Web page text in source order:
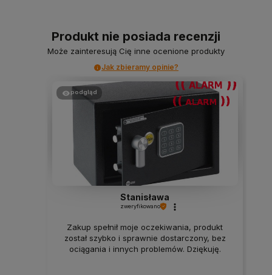
Produkt nie posiada recenzji
Może zainteresują Cię inne ocenione produkty
Jak zbieramy opinie?
podgląd
Stanisława
zweryfikowano
Zakup spełnił moje oczekiwania, produkt
został szybko i sprawnie dostarczony, bez
ociągania i innych problemów. Dziękuję.